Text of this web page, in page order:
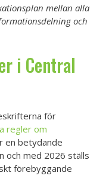
mellan alla
och
i Central
för
regler om
en betydande
och med 2026 ställs
förebyggande